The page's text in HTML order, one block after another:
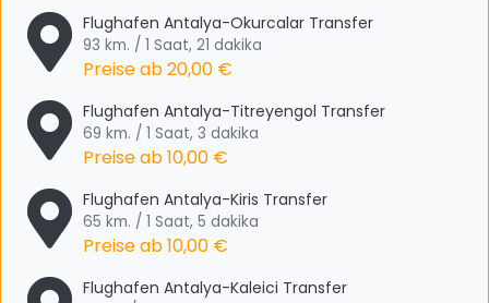
Flughafen Antalya-Okurcalar Transfer
93 km. / 1 Saat, 21 dakika
Preise ab20,00 €
Flughafen Antalya-Titreyengol Transfer
69 km. / 1 Saat, 3 dakika
Preise ab10,00 €
Flughafen Antalya-Kiris Transfer
65 km. / 1 Saat, 5 dakika
Preise ab10,00 €
Flughafen Antalya-Kaleici Transfer